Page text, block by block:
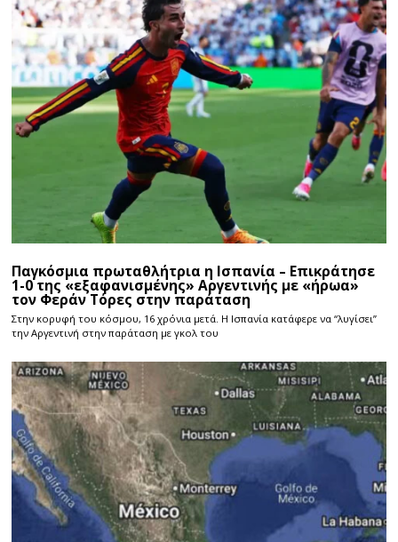
Παγκόσμια πρωταθλήτρια η Ισπανία – Επικράτησε
1-0 της «εξαφανισμένης» Αργεντινής με «ήρωα»
τον Φεράν Τόρες στην παράταση
Στην κορυφή του κόσμου, 16 χρόνια μετά. Η Ισπανία κατάφερε να “λυγίσει”
την Αργεντινή στην παράταση με γκολ του